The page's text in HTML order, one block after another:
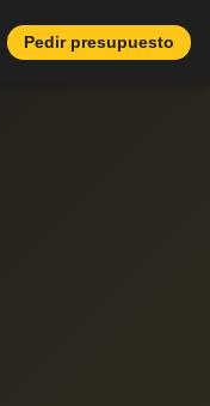
Pedir presupuesto